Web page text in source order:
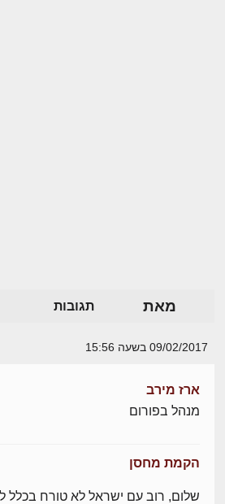
מאת תגובות
09/02/2017 בשעה 15:56
ארז מירב
מנהל בפורום
הקמת מחסן
שלום, רוב עם ישראל לא טורח בכלל